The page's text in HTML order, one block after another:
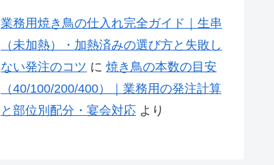
業務用焼き鳥の仕入れ完全ガイド｜生串
（未加熱）・加熱済みの選び方と失敗し
ない発注のコツ に 焼き鳥の本数の目安
（40/100/200/400）｜業務用の発注計算
と部位別配分・宴会対応 より